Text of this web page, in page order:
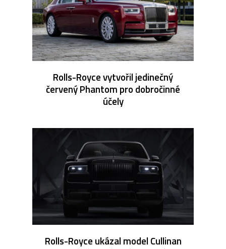
Rolls-Royce vytvořil jedinečný
červený Phantom pro dobročinné
účely
Rolls-Royce ukázal model Cullinan